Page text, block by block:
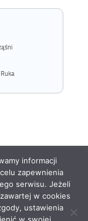
informacji
zapewnienia
serwisu. Jeżeli
w cookies
ustawienia